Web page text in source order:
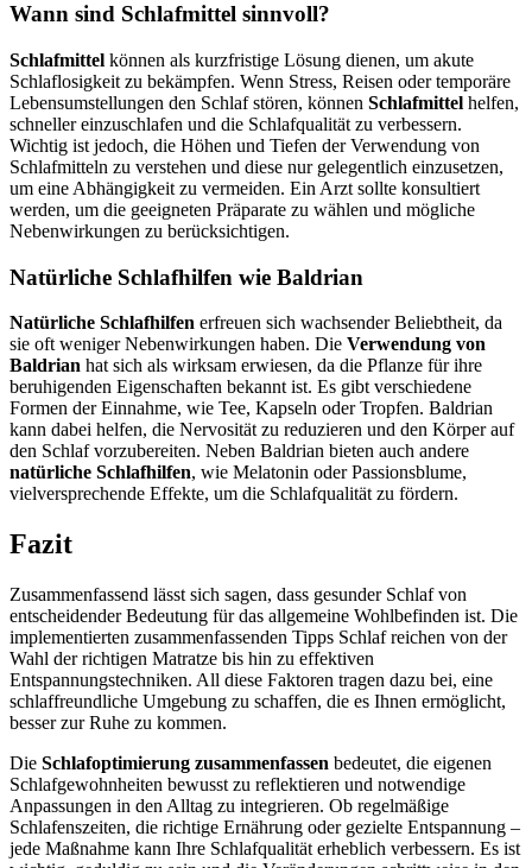
Wann sind Schlafmittel sinnvoll?
Schlafmittel können als kurzfristige Lösung dienen, um akute
Schlaflosigkeit zu bekämpfen. Wenn Stress, Reisen oder temporäre
Lebensumstellungen den Schlaf stören, können Schlafmittel helfen,
schneller einzuschlafen und die Schlafqualität zu verbessern.
Wichtig ist jedoch, die Höhen und Tiefen der Verwendung von
Schlafmitteln zu verstehen und diese nur gelegentlich einzusetzen,
um eine Abhängigkeit zu vermeiden. Ein Arzt sollte konsultiert
werden, um die geeigneten Präparate zu wählen und mögliche
Nebenwirkungen zu berücksichtigen.
Natürliche Schlafhilfen wie Baldrian
Natürliche Schlafhilfen erfreuen sich wachsender Beliebtheit, da
sie oft weniger Nebenwirkungen haben. Die Verwendung von
Baldrian hat sich als wirksam erwiesen, da die Pflanze für ihre
beruhigenden Eigenschaften bekannt ist. Es gibt verschiedene
Formen der Einnahme, wie Tee, Kapseln oder Tropfen. Baldrian
kann dabei helfen, die Nervosität zu reduzieren und den Körper auf
den Schlaf vorzubereiten. Neben Baldrian bieten auch andere
natürliche Schlafhilfen, wie Melatonin oder Passionsblume,
vielversprechende Effekte, um die Schlafqualität zu fördern.
Fazit
Zusammenfassend lässt sich sagen, dass gesunder Schlaf von
entscheidender Bedeutung für das allgemeine Wohlbefinden ist. Die
implementierten zusammenfassenden Tipps Schlaf reichen von der
Wahl der richtigen Matratze bis hin zu effektiven
Entspannungstechniken. All diese Faktoren tragen dazu bei, eine
schlaffreundliche Umgebung zu schaffen, die es Ihnen ermöglicht,
besser zur Ruhe zu kommen.
Die Schlafoptimierung zusammenfassen bedeutet, die eigenen
Schlafgewohnheiten bewusst zu reflektieren und notwendige
Anpassungen in den Alltag zu integrieren. Ob regelmäßige
Schlafenszeiten, die richtige Ernährung oder gezielte Entspannung –
jede Maßnahme kann Ihre Schlafqualität erheblich verbessern. Es ist